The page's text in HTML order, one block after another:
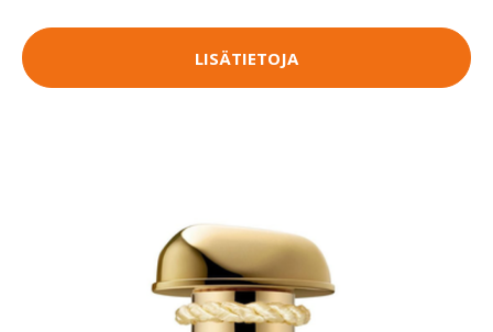
LISÄTIETOJA